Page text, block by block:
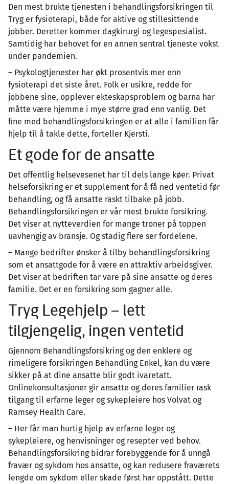
Den mest brukte tjenesten i behandlingsforsikringen til
Tryg er fysioterapi, både for aktive og stillesittende
jobber. Deretter kommer dagkirurgi og legespesialist.
Samtidig har behovet for en annen sentral tjeneste vokst
under pandemien.
– Psykologtjenester har økt prosentvis mer enn
fysioterapi det siste året. Folk er usikre, redde for
jobbene sine, opplever ekteskapsproblem og barna har
måtte være hjemme i mye større grad enn vanlig. Det
fine med behandlingsforsikringen er at alle i familien får
hjelp til å takle dette, forteller Kjersti.
Et gode for de ansatte
Det offentlig helsevesenet har til dels lange køer. Privat
helseforsikring er et supplement for å få ned ventetid før
behandling, og få ansatte raskt tilbake på jobb.
Behandlingsforsikringen er vår mest brukte forsikring.
Det viser at nytteverdien for mange troner på toppen
uavhengig av bransje. Og stadig flere ser fordelene.
– Mange bedrifter ønsker å tilby behandlingsforsikring
som et ansattgode for å være en attraktiv arbeidsgiver.
Det viser at bedriften tar vare på sine ansatte og deres
familie. Det er en forsikring som gagner alle.
Tryg Legehjelp – lett
tilgjengelig, ingen ventetid
Gjennom Behandlingsforsikring og den enklere og
rimeligere forsikringen Behandling Enkel, kan du være
sikker på at dine ansatte blir godt ivaretatt.
Onlinekonsultasjoner gir ansatte og deres familier rask
tilgang til erfarne leger og sykepleiere hos Volvat og
Ramsey Health Care.
– Her får man hurtig hjelp av erfarne leger og
sykepleiere, og henvisninger og resepter ved behov.
Behandlingsforsikring bidrar forebyggende for å unngå
fravær og sykdom hos ansatte, og kan redusere fraværets
lengde om sykdom eller skade først har oppstått. Dette